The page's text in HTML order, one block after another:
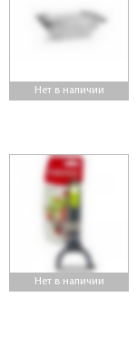
Нет в наличии
Нет в наличии